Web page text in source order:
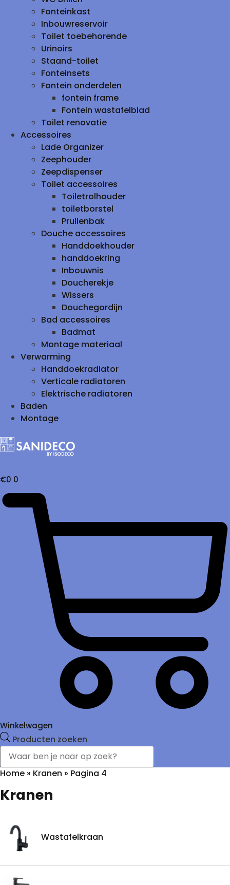
Fonteinkast
Inbouwreservoir
Toilet toebehorende
Urinoirs
Staand-toilet
Fonteinsets
Fontein onderdelen
fontein frame
Fontein wastafelblad
Toilet renovatie
Accessoires
Lade Organizer
Zeephouder
Zeepdispenser
Toilet accessoires
Toiletrolhouder
toiletborstel
Prullenbak
Douche accessoires
Handdoekhouder
handdoekring
Inbouwnis
Doucherekje
Wissers
Douchegordijn
Bad accessoires
Badmat
Montage materiaal
Verwarming
Handdoekradiator
Verticale radiatoren
Elektrische radiatoren
Baden
Montage
€0 0
Winkelwagen
Producten zoeken
Home » Kranen » Pagina 4
Kranen
Wastafelkraan